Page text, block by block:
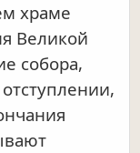
храме
Великой
собора,